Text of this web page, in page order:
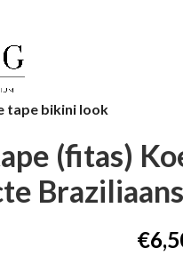
tape bikini look
(fitas)
€